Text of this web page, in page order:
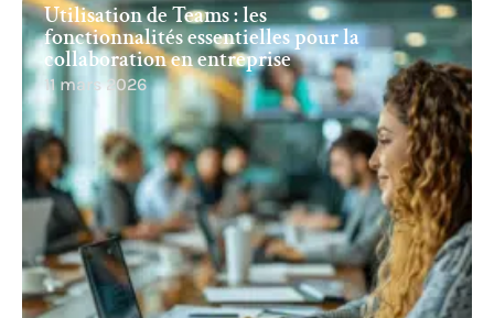
Utilisation de Teams : les
fonctionnalités essentielles pour la
collaboration en entreprise
11 mars 2026